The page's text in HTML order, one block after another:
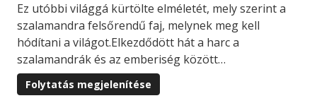
Ez utóbbi világgá kürtölte elméletét, mely szerint a
szalamandra felsőrendű faj, melynek meg kell
hódítani a világot.Elkezdődött hát a harc a
szalamandrák és az emberiség között…
Folytatás megjelenítése